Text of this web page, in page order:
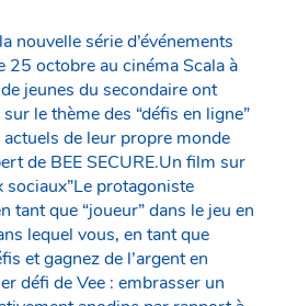
nouvelle série d’événements
25 octobre au cinéma Scala à
jeunes du secondaire ont
le thème des “défis en ligne”
de leur propre monde
de BEE SECURE.Un film sur
sociaux”Le protagoniste
tant que “joueur” dans le jeu en
lequel vous, en tant que
et gagnez de l’argent en
défi de Vee : embrasser un